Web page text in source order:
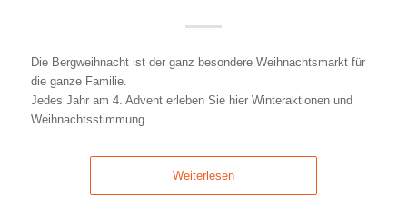
Die Bergweihnacht ist der ganz besondere Weihnachtsmarkt für
die ganze Familie.
Jedes Jahr am 4. Advent erleben Sie hier Winteraktionen und
Weihnachtsstimmung.
Weiterlesen